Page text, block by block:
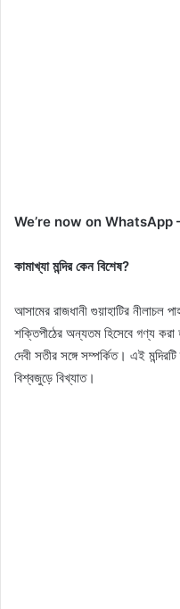
We’re now on WhatsApp
কামাখ্যা মন্দির কেন বিশেষ?
আসামের রাজধানী গুয়াহাটির নীলাচল
শক্তিপীঠের অন্যতম হিসেবে গণ্য করা
দেবী সতীর সঙ্গে সম্পর্কিত। এই
বিশ্বজুড়ে বিখ্যাত।